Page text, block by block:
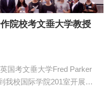
院校考文垂大学教授
国考文垂大学Fred Parker
我校国际学院201室开展英